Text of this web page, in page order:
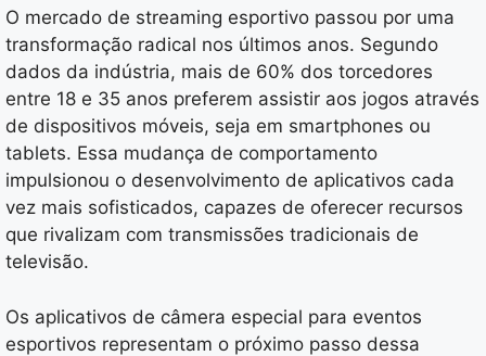
O mercado de streaming esportivo passou por uma
transformação radical nos últimos anos. Segundo
dados da indústria, mais de 60% dos torcedores
entre 18 e 35 anos preferem assistir aos jogos através
de dispositivos móveis, seja em smartphones ou
tablets. Essa mudança de comportamento
impulsionou o desenvolvimento de aplicativos cada
vez mais sofisticados, capazes de oferecer recursos
que rivalizam com transmissões tradicionais de
televisão.
Os aplicativos de câmera especial para eventos
esportivos representam o próximo passo dessa